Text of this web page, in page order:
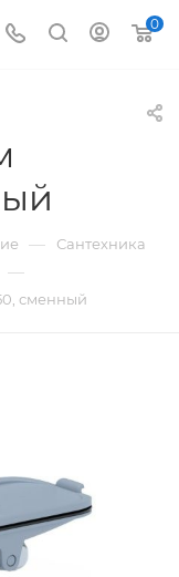
0
— Сантехника
—
сменный